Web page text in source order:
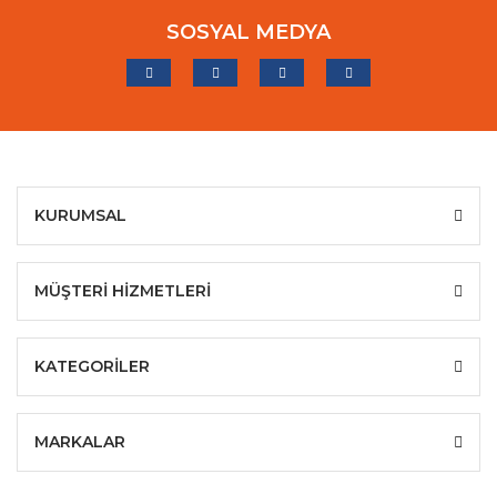
SOSYAL MEDYA
KURUMSAL
MÜŞTERİ HİZMETLERİ
KATEGORİLER
MARKALAR